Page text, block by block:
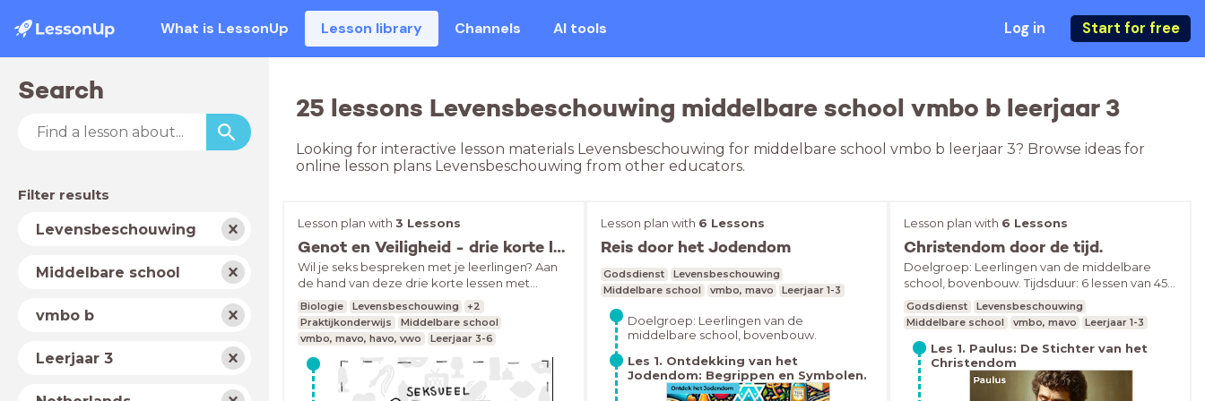
What is LessonUp Lesson library Channels AI tools Log in Start for free
Search
Filter results
Subject
Levensbeschouwing
School
typeMiddelbare school
vmbo b
YearLeerjaar 3
Country
25 lessons Levensbeschouwing middelbare school vmbo b leerjaar 3
Looking for interactive lesson materials Levensbeschouwing for middelbare school vmbo b leerjaar 3? Browse ideas for
online lesson plans Levensbeschouwing from other educators.
Lesson plan with 3 Lessons
Genot en Veiligheid - drie korte lessen
Wil je seks bespreken met je leerlingen? Aan
de hand van deze drie korte lessen met
fragmenten over de onderwerpen seksueel
genot, seksuele gelijkheid en Toys &amp;
Pleasure kun je leuke gesprekken voeren. Dus
niet over bloemetjes en bijtjes, maar over wat
vind je lekker en wat niet, wat mag je doen en
wat kun je nog meer doen.Alle gebruikte
fragmenten zijn verzameld in deze kijklijst.
Biologie Levensbeschouwing
+2
Praktijkonderwijs
Middelbare school
vmbo, mavo, havo, vwo
Leerjaar 3-6
Lesson plan with 6 Lessons
Reis door het Jodendom
Godsdienst
Levensbeschouwing
Middelbare school
vmbo, mavo Leerjaar 1-3
Doelgroep: Leerlingen van de
middelbare school, bovenbouw.
Inclusief toets.
Les 1. Ontdekking van het
Jodendom: Begrippen en Symbolen.
Lesson plan with 6 Lessons
Christendom door de tijd.
Doelgroep: Leerlingen van de middelbare
school, bovenbouw. Tijdsduur: 6 lessen van 45
minuten.Inclusief toets.
Godsdienst
Levensbeschouwing
Middelbare school
vmbo, mavo Leerjaar 1-3
Les 1. Paulus: De Stichter van het
Christendom